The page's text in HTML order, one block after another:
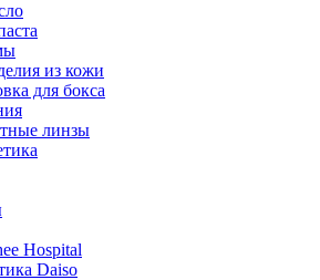
из кожи
для бокса
линзы
Hospital
Daiso